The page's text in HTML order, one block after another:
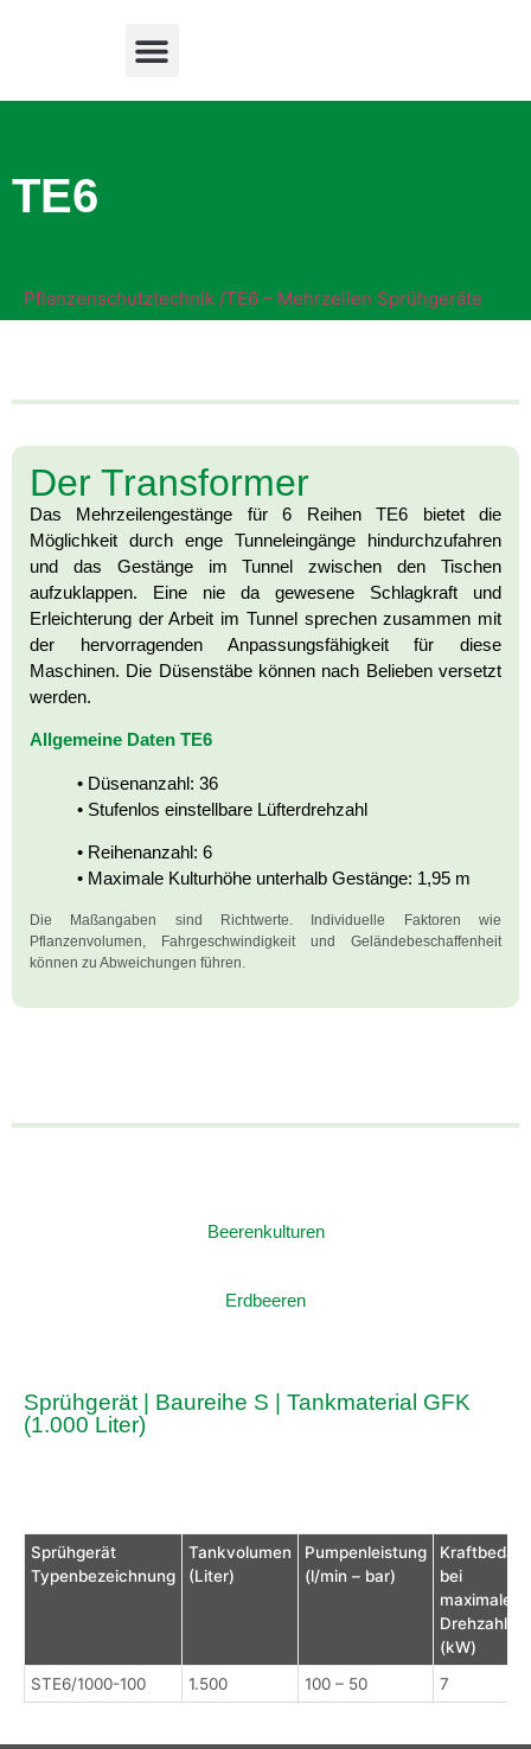
TE6
Pflanzenschutztechnik /TE6 – Mehrzeilen Sprühgeräte
Der Transformer
Das Mehrzeilengestänge für 6 Reihen TE6 bietet die
Möglichkeit durch enge Tunneleingänge hindurchzufahren
und das Gestänge im Tunnel zwischen den Tischen
aufzuklappen. Eine nie da gewesene Schlagkraft und
Erleichterung der Arbeit im Tunnel sprechen zusammen mit
der hervorragenden Anpassungsfähigkeit für diese
Maschinen. Die Düsenstäbe können nach Belieben versetzt
werden.
Allgemeine Daten TE6
• Düsenanzahl: 36
• Stufenlos einstellbare Lüfterdrehzahl
• Reihenanzahl: 6
• Maximale Kulturhöhe unterhalb Gestänge: 1,95 m
Die Maßangaben sind Richtwerte. Individuelle Faktoren wie
Pflanzenvolumen, Fahrgeschwindigkeit und Geländebeschaffenheit
können zu Abweichungen führen.
Beerenkulturen
Erdbeeren
Sprühgerät | Baureihe S | Tankmaterial GFK
(1.000 Liter)
Sprühgerät
Typenbezeichnung
Tankvolumen
(Liter)
Pumpenleistung
(l/min – bar)
Kraftbedarf
bei
maximaler
Drehzahl
(kW)
STE6/1000-100
1.500 100 – 50 7